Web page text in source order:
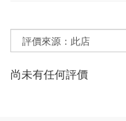
尚未有任何評價